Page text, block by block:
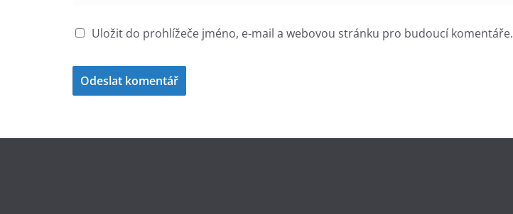
Uložit do prohlížeče jméno, e-mail a webovou stránku pro budoucí komentáře.